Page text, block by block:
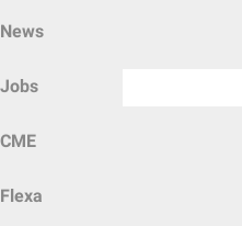
News
Jobs
CME
Flexa